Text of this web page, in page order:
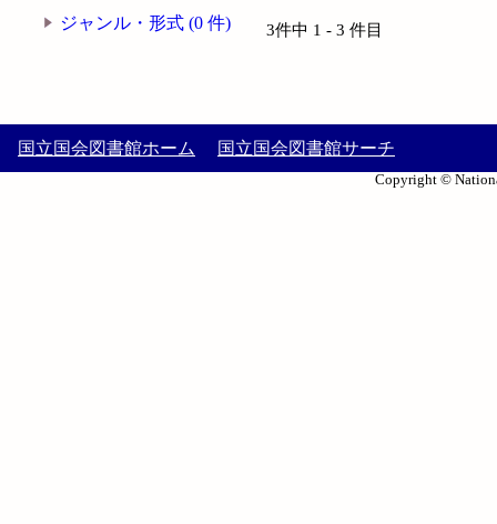
ジャンル・形式 (0 件)
3件中 1 - 3 件目
国立国会図書館ホーム 国立国会図書館サーチ
Copyright ©